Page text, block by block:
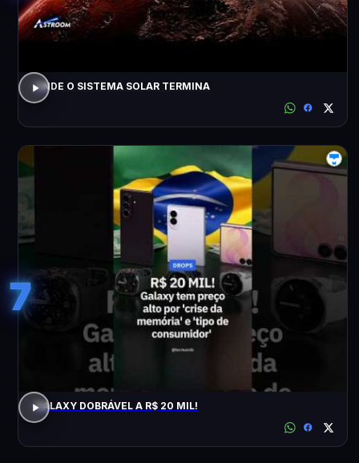
ONDE O SISTEMA SOLAR TERMINA
7
GALAXY DOBRÁVEL A R$ 20 MIL!